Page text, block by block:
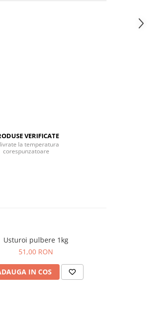
VERIFICATE
la temperatura
corespunzatoare
Usturoi pulbere 1kg
51,00 RON
IN COS